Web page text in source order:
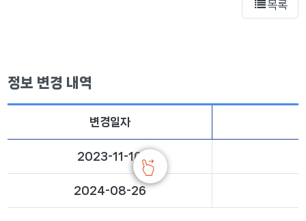
목록
정보 변경 내역
변경일자
2023-11-10
2024-08-26